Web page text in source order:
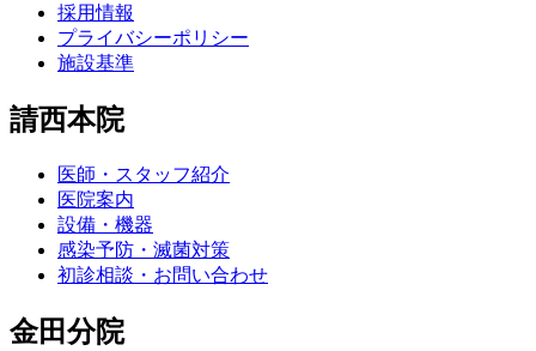
採用情報
プライバシーポリシー
施設基準
請西本院
医師・スタッフ紹介
医院案内
設備・機器
感染予防・滅菌対策
初診相談・お問い合わせ
金田分院